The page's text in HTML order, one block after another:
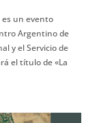
es un evento
Argentino de
y el Servicio de
el título de «La